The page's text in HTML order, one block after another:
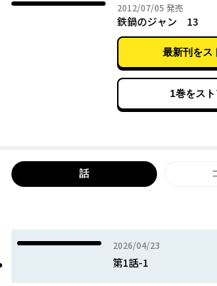
2012/07/05 2012年07月
発売
鉄鍋のジャン 13
最新刊をス
1巻をス
話
2026/04/23
2026年04月23日
第1話-1